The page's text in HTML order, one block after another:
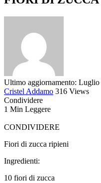
Ultimo aggiornamento:
Cristel Addamo 316 Views
Condividere
1 Min Leggere
CONDIVIDERE
Fiori di zucca ripieni
Ingredienti:
10 fiori di zucca